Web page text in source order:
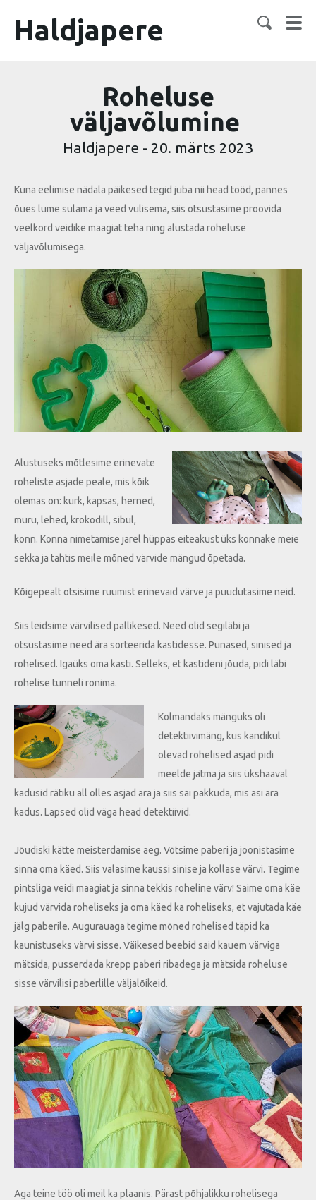
Haldjapere
Roheluse
väljavõlumine
Haldjapere - 20. märts 2023
Kuna eelimise nädala päikesed tegid juba nii head tööd, pannes
õues lume sulama ja veed vulisema, siis otsustasime proovida
veelkord veidike maagiat teha ning alustada roheluse
väljavõlumisega.
Alustuseks mõtlesime erinevate
roheliste asjade peale, mis kõik
olemas on: kurk, kapsas, herned,
muru, lehed, krokodill, sibul,
konn. Konna nimetamise järel hüppas eiteakust üks konnake meie
sekka ja tahtis meile mõned värvide mängud õpetada.
Kõigepealt otsisime ruumist erinevaid värve ja puudutasime neid.
Siis leidsime värvilised pallikesed. Need olid segiläbi ja
otsustasime need ära sorteerida kastidesse. Punased, sinised ja
rohelised. Igaüks oma kasti. Selleks, et kastideni jõuda, pidi läbi
rohelise tunneli ronima.
Kolmandaks mänguks oli
detektiivimäng, kus kandikul
olevad rohelised asjad pidi
meelde jätma ja siis ükshaaval
kadusid rätiku all olles asjad ära ja siis sai pakkuda, mis asi ära
kadus. Lapsed olid väga head detektiivid.
Jõudiski kätte meisterdamise aeg. Võtsime paberi ja joonistasime
sinna oma käed. Siis valasime kaussi sinise ja kollase värvi. Tegime
pintsliga veidi maagiat ja sinna tekkis roheline värv! Saime oma käe
kujud värvida roheliseks ja oma käed ka roheliseks, et vajutada käe
jälg paberile. Augurauaga tegime mõned rohelised täpid ka
kaunistuseks värvi sisse. Väikesed beebid said kauem värviga
mätsida, pusserdada krepp paberi ribadega ja mätsida roheluse
sisse värvilisi paberlille väljalõikeid.
Aga teine töö oli meil ka plaanis. Pärast põhjalikku rohelisega